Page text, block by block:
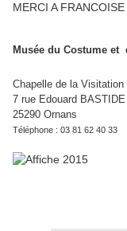
MERCI A
Musée du Costume
Chapelle de la Visitation
7 rue Edouard BASTIDE
25290 Ornans
Téléphone : 03 81 62 40 33